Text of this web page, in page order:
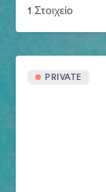
1 Στοιχείο
PRIVATE